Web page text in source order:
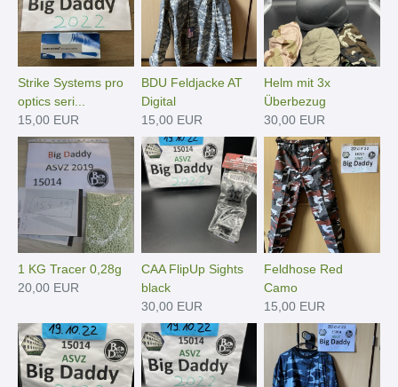
Strike Systems pro
optics seri...
15,00 EUR
BDU Feldjacke AT
Digital
15,00 EUR
Helm mit 3x
Überbezug
30,00 EUR
1 KG Tracer 0,28g
20,00 EUR
CAA FlipUp Sights
black
30,00 EUR
Feldhose Red
Camo
15,00 EUR